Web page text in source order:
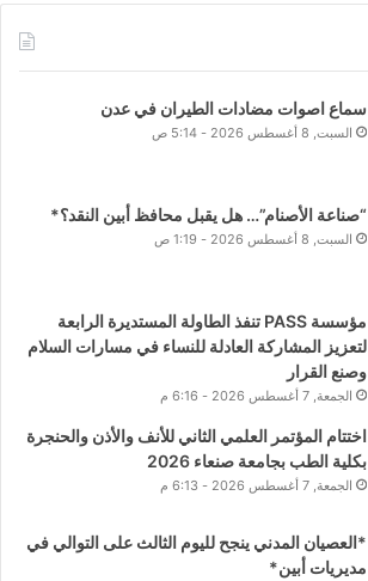
سماع اصوات مضادات الطيران في عدن
السبت, 8 أغسطس 2026 - 5:14 ص
“صناعة الأصنام”… هل يقبل محافظ أبين النقد؟*
السبت, 8 أغسطس 2026 - 1:19 ص
مؤسسة PASS تنفذ الطاولة المستديرة الرابعة
لتعزيز المشاركة العادلة للنساء في مسارات السلام
وصنع القرار
الجمعة, 7 أغسطس 2026 - 6:16 م
اختتام المؤتمر العلمي الثاني للأنف والأذن والحنجرة
بكلية الطب بجامعة صنعاء 2026
الجمعة, 7 أغسطس 2026 - 6:13 م
*العصيان المدني ينجح لليوم الثالث على التوالي في
مديريات أبين*